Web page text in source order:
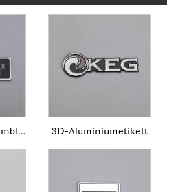
3D-Aluminium-Emblem 3D-Aluminiumetikett